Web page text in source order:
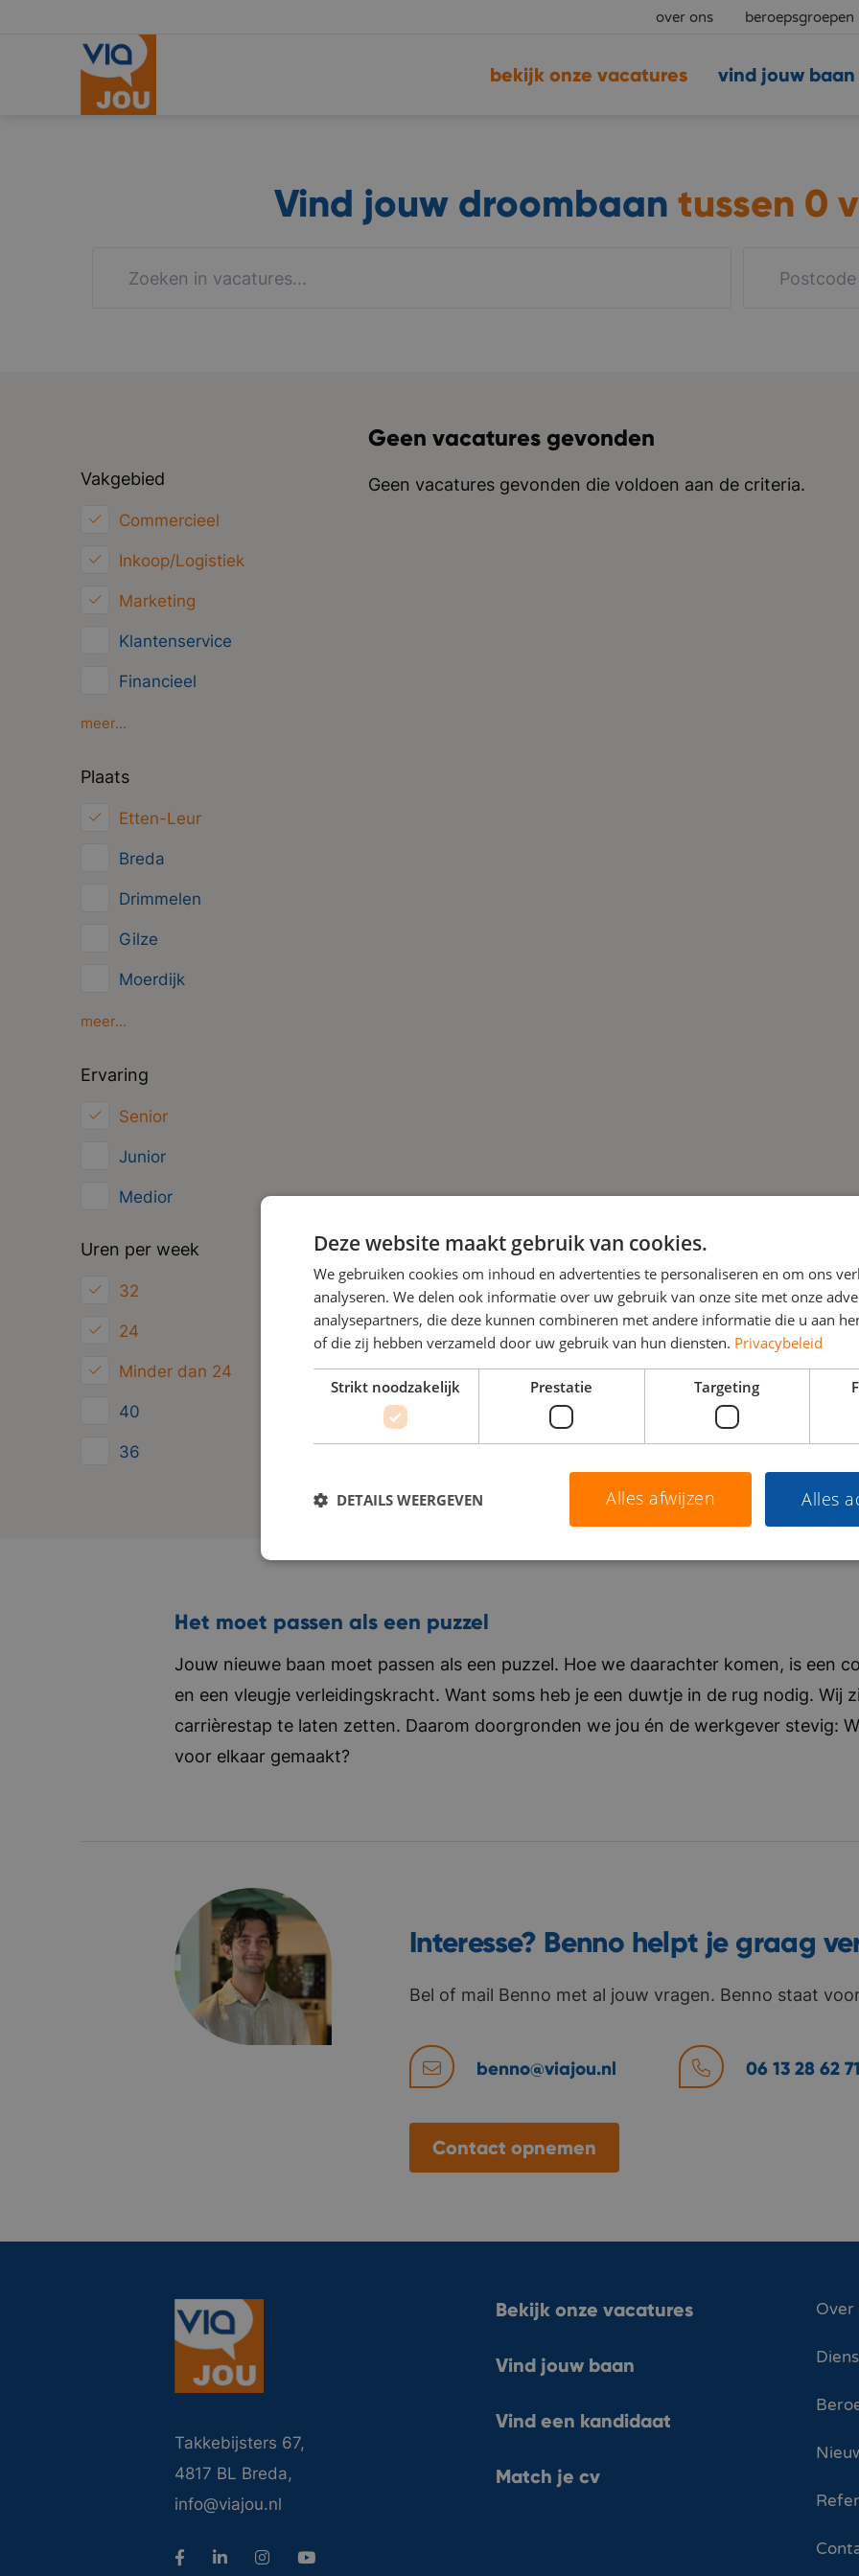
over ons beroepsgroepen
vind jouw baan
bekijk onze vacatures
Vind jouw droombaan tussen 0
Vakgebied
Commercieel
Inkoop/Logistiek
Marketing
Klantenservice
Financieel
HRM
meer...
Plaats
Etten-Leur
Breda
Drimmelen
Gilze
Moerdijk
Oosterhout
meer...
Ervaring
Senior
Junior
Medior
Uren per week
32
24
Minder dan 24
40
36
Geen vacatures gevonden
Geen vacatures gevonden die voldoen aan de criteria.
Het moet passen als een puzzel
Jouw nieuwe baan moet passen als een puzzel. Hoe we daarachter komen, is een
en een vleugje verleidingskracht. Want soms heb je een duwtje in de rug nodig. Wij
carrièrestap te laten zetten. Daarom doorgronden we jou én de werkgever stevig:
voor elkaar gemaakt?
Interesse? Benno helpt je graag
Bel of mail Benno met al jouw vragen. Benno staat
benno@viajou.nl 06 13 28 62 71
Contact opnemen
Takkebijsters 67,
4817 BL Breda,
info@viajou.nl
Bekijk onze vacatures
Vind jouw baan
Vind een kandidaat
Match je cv
Over
Deze website maakt gebruik van cookies.
We gebruiken cookies om inhoud en advertenties te personaliseren en om ons
analyseren. We delen ook informatie over uw gebruik van onze site met onze
analysepartners, die deze kunnen combineren met andere informatie die u aan
of die zij hebben verzameld door uw gebruik van hun diensten. Privacybeleid
Strikt noodzakelijk Prestatie Targeting
Alles
Alles afwijzen
DETAILS WEERGEVEN